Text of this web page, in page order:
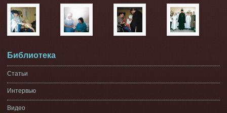
Библиотека
Статьи
Интервью
Видео